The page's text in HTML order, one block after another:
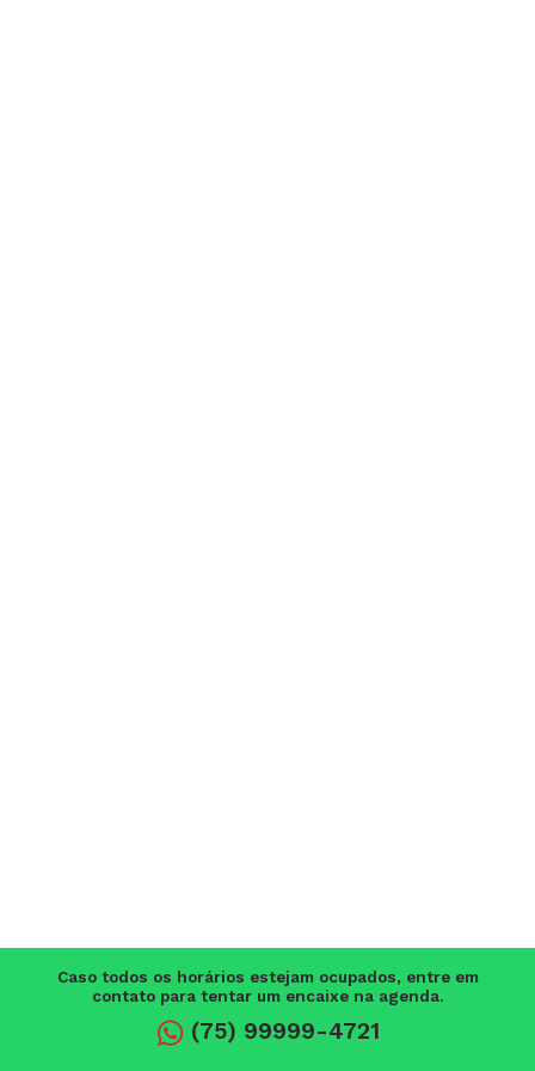
Caso todos os horários estejam ocupados, entre em
contato para tentar um encaixe na agenda.
(75) 99999-4721